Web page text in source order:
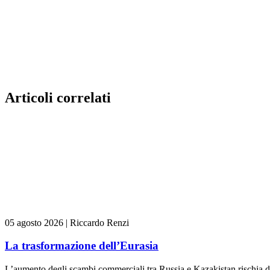
Articoli correlati
05 agosto 2026 | Riccardo Renzi
La trasformazione dell’Eurasia